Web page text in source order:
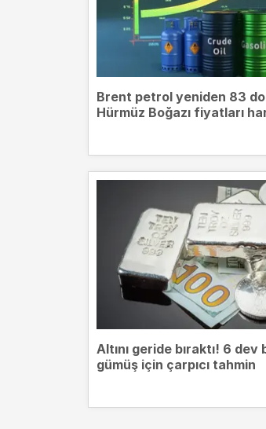
Brent petrol yeniden 83
Hürmüz Boğazı fiyatları
Altını geride bıraktı! 6 dev
gümüş için çarpıcı tahmin